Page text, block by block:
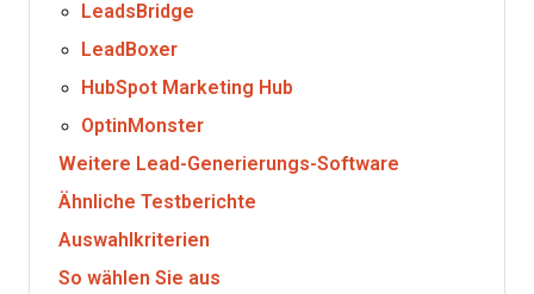
LeadsBridge
LeadBoxer
HubSpot Marketing Hub
OptinMonster
Weitere Lead-Generierungs-Software
Ähnliche Testberichte
Auswahlkriterien
So wählen Sie aus